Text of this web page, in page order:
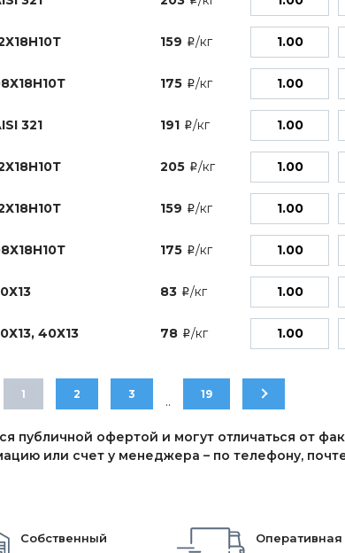
159 i/кг
175 i/кг
321 191 i/кг
205 i/кг
159 i/кг
175 i/кг
83 i/кг
40Х13 78 i/кг
1 2 3 .. 19
публичной офертой и могут отличаться от
или счет у менеджера – по телефону,
Собственный
Оперативная